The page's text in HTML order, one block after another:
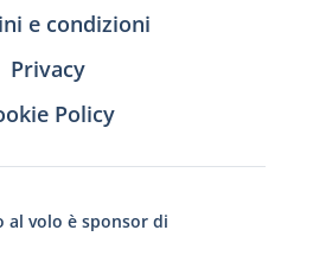
e condizioni
Privacy
Policy
al volo è sponsor di